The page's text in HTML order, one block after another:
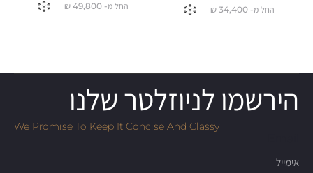
החל מ- 34,400
₪ החל מ- 49,800
₪
הירשמו לניוזלטר שלנו
We Promise To Keep It Concise And Classy